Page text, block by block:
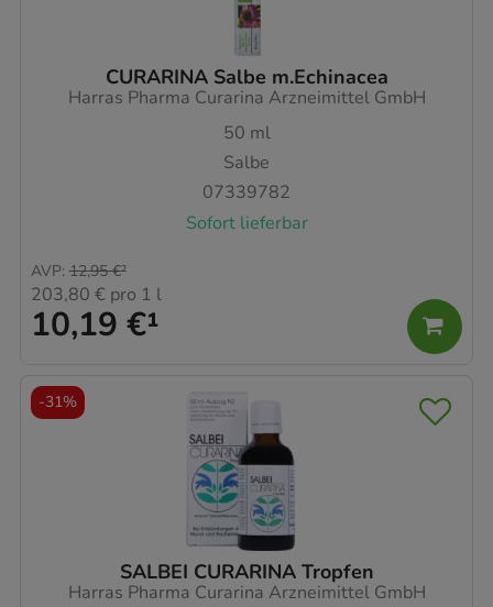
CURARINA Salbe m.Echinacea
Harras Pharma Curarina Arzneimittel GmbH
50 ml
Salbe
07339782
Sofort lieferbar
10,19 €¹
AVP: 12,95 €²
203,80 € pro 1 l
SALBEI CURARINA Tropfen
Harras Pharma Curarina Arzneimittel GmbH
-31%